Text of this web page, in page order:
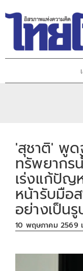
'สุชาติ' พูด
ทรัพยากร
เร่งแก้ปัญ
หน้ารับมือ
อย่างเป็น
10 พฤษภาคม 2569 เ